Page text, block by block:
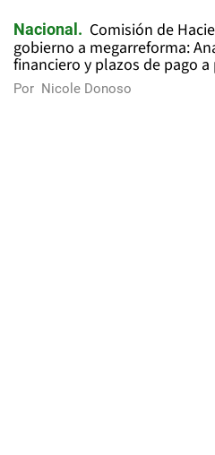
Nacional
Comisión de
gobierno a megarreforma:
financiero y plazos de pago a
Por Nicole Donoso